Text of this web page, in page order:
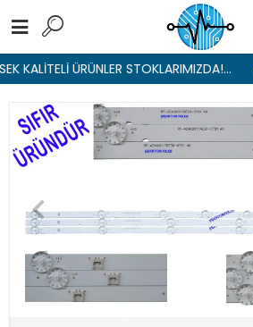
KALİTELİ ÜRÜNLER STOKLARIMIZDA!...